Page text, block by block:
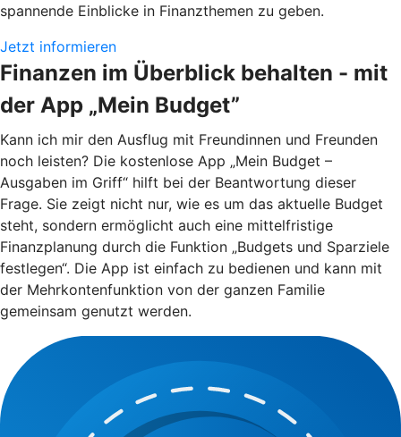
spannende Einblicke in Finanzthemen zu geben.
Jetzt informieren
Finanzen im Überblick behalten - mit
der App „Mein Budget”
Kann ich mir den Ausflug mit Freundinnen und Freunden
noch leisten? Die kostenlose App „Mein Budget –
Ausgaben im Griff“ hilft bei der Beantwortung dieser
Frage. Sie zeigt nicht nur, wie es um das aktuelle Budget
steht, sondern ermöglicht auch eine mittelfristige
Finanzplanung durch die Funktion „Budgets und Sparziele
festlegen“. Die App ist einfach zu bedienen und kann mit
der Mehrkontenfunktion von der ganzen Familie
gemeinsam genutzt werden.